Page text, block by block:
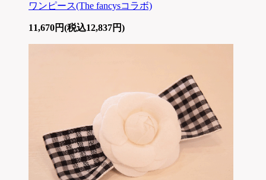
ワンピース(The fancysコラボ)
11,670円(税込12,837円)